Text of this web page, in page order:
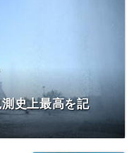
史上最高を記